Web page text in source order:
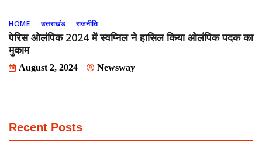
HOME उत्तराखंड राजनीति
पेरिस ओलंपिक 2024 में स्वप्निल ने हासिल किया ओलंपिक पदक का
मुकाम
August 2, 2024 Newsway
Recent Posts